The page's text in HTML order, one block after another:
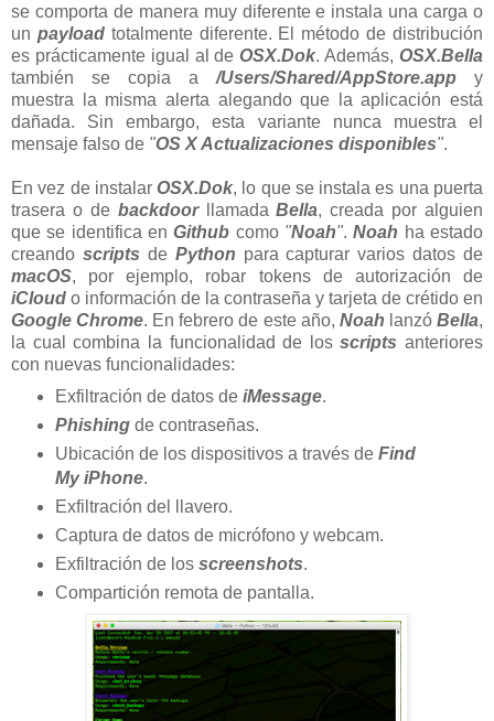
se comporta de manera muy diferente e instala una carga o
un payloadtotalmente diferente. El método de distribución
es prácticamente igual al deOSX.Dok. Además,OSX.Bella
también se copia a /Users/Shared/AppStore.app y
muestra la misma alerta alegando que la aplicación está
dañada. Sin embargo, esta variante nunca muestra el
mensaje falso de "OS X Actualizaciones disponibles".
En vez de instalarOSX.Dok, lo que se instala es una puerta
trasera o de backdoorllamadaBella, creada por alguien
que se identifica enGithub como "Noah".Noah ha estado
creando scripts de Python para capturar varios datos de
macOS, por ejemplo, robar tokens de autorización de
iCloud o información de la contraseña y tarjeta de crétido en
Google Chrome. En febrero de este año, Noah lanzóBella,
la cual combina la funcionalidad de losscripts anteriores
con nuevas funcionalidades:
Exfiltración de datos de iMessage.
Phishingde contraseñas.
Ubicación de los dispositivos a través de Find
My iPhone.
Exfiltración del llavero.
Captura de datos de micrófono y webcam.
Exfiltración de los screenshots.
Compartición remota de pantalla.